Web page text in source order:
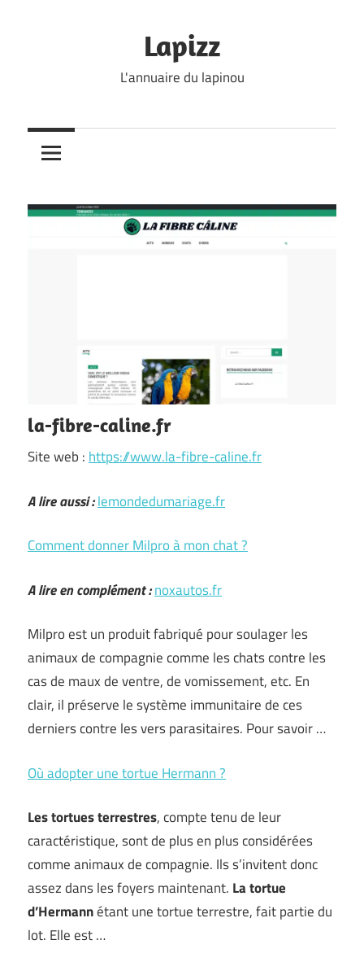
Lapizz
L'annuaire du lapinou
la-fibre-caline.fr
Site web : https://www.la-fibre-caline.fr
A lire aussi :lemondedumariage.fr
Comment donner Milpro à mon chat ?
A lire en complément :noxautos.fr
Milpro est un produit fabriqué pour soulager les
animaux de compagnie comme les chats contre les
cas de maux de ventre, de vomissement, etc. En
clair, il préserve le système immunitaire de ces
derniers contre les vers parasitaires. Pour savoir …
Où adopter une tortue Hermann ?
Les tortues terrestres, compte tenu de leur
caractéristique, sont de plus en plus considérées
comme animaux de compagnie. Ils s’invitent donc
assez dans les foyers maintenant. La tortue
d’Hermannétant une tortue terrestre, fait partie du
lot. Elle est …